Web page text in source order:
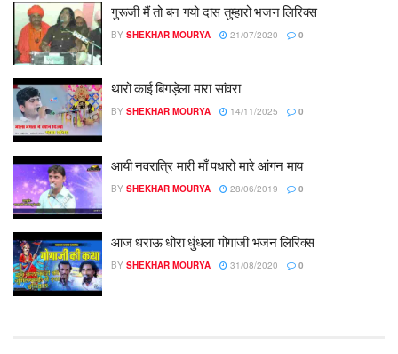
गुरूजी मैं तो बन गयो दास तुम्हारो भजन लिरिक्स
BY SHEKHAR MOURYA 21/07/2020 0
थारो काई बिगड़ेला मारा सांवरा
BY SHEKHAR MOURYA 14/11/2025 0
आयी नवरात्रि मारी माँ पधारो मारे आंगन माय
BY SHEKHAR MOURYA 28/06/2019 0
आज धराऊ धोरा धुंधला गोगाजी भजन लिरिक्स
BY SHEKHAR MOURYA 31/08/2020 0